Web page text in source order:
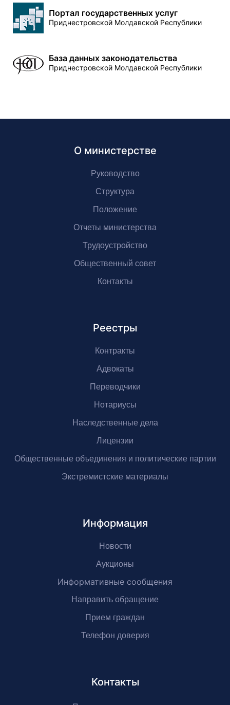
Портал государственных услуг
Приднестровской Молдавской Республики
База данных законодательства
Приднестровской Молдавской Республики
О министерстве
Руководство
Структура
Положение
Отчеты министерства
Трудоустройство
Общественный совет
Контакты
Реестры
Контракты
Адвокаты
Переводчики
Нотариусы
Наследственные дела
Лицензии
Общественные объединения и политические партии
Экстремистские материалы
Информация
Новости
Аукционы
Информативные сообщения
Направить обращение
Прием граждан
Телефон доверия
Контакты